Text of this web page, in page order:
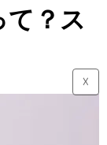
？ス
☓